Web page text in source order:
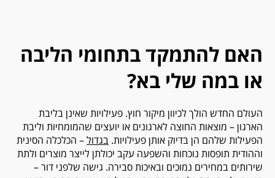
האם להתמקד בתחומי הליבה
או במה שלי בא?
העולם החדש הולך לכיוון מיקור חוץ. פעילויות שאינן בליבת
הארגון – מוצאות החוצה לארגונים או יועצים שהמומחיות וליבת
הפעילות שלהם הן בדיוק אותן פעילויות. בגדול– הכלכלה הסינית
וההודית תופסות נוכחות והשפעה עקב יכולתן לייצר מוצרים ולתת
שירותים במחירים נמוכים ובאיכות סבירה. גישה שלפני דור –